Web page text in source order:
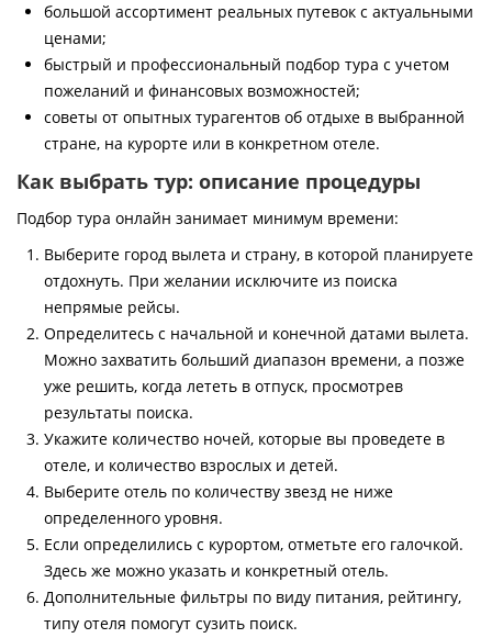
большой ассортимент реальных путевок с актуальными
ценами;
быстрый и профессиональный подбор тура с учетом
пожеланий и финансовых возможностей;
советы от опытных турагентов об отдыхе в выбранной
стране, на курорте или в конкретном отеле.
Как выбрать тур: описание процедуры
Подбор тура онлайн занимает минимум времени:
Выберите город вылета и страну, в которой планируете
отдохнуть. При желании исключите из поиска
непрямые рейсы.
Определитесь с начальной и конечной датами вылета.
Можно захватить больший диапазон времени, а позже
уже решить, когда лететь в отпуск, просмотрев
результаты поиска.
Укажите количество ночей, которые вы проведете в
отеле, и количество взрослых и детей.
Выберите отель по количеству звезд не ниже
определенного уровня.
Если определились с курортом, отметьте его галочкой.
Здесь же можно указать и конкретный отель.
Дополнительные фильтры по виду питания, рейтингу,
типу отеля помогут сузить поиск.